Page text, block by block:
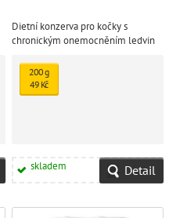
Dietní konzerva pro kočky s
chronickým onemocněním ledvin
200 g
49 Kč
skladem Detail